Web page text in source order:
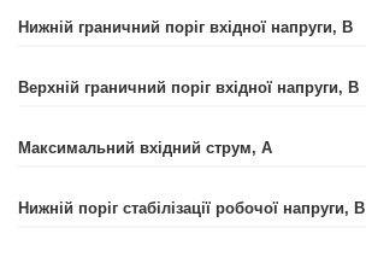
Нижній граничний поріг вхідної напруги, В
Верхній граничний поріг вхідної напруги, В
Максимальний вхідний струм, А
Нижній поріг стабілізації робочої напруги, В